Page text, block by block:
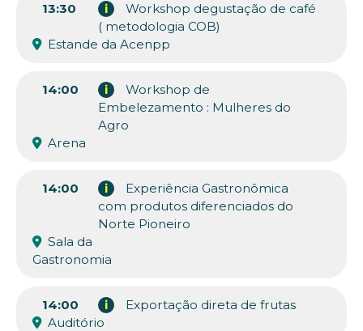
13:30 i
Workshop degustação de café
( metodologia COB)
Estande da Acenpp
14:00 i
Workshop de
Embelezamento : Mulheres do
Agro
Arena
14:00 i
Experiência Gastronômica
com produtos diferenciados do
Norte Pioneiro
Sala da
Gastronomia
14:00 i
Exportação direta de frutas
Auditório